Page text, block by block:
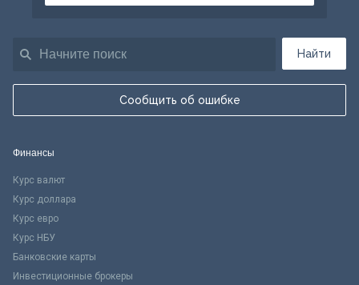
Найти
Сообщить об ошибке
Финансы
Курс валют
Курс доллара
Курс евро
Курс НБУ
Банковские карты
Инвестиционные брокеры